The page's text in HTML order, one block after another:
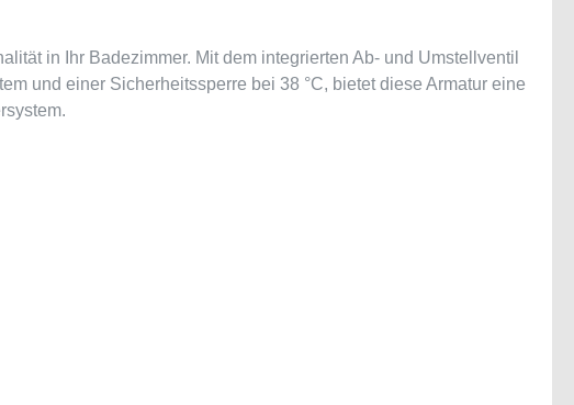
in Ihr Badezimmer. Mit dem integrierten Ab- und Umstellventil
und einer Sicherheitssperre bei 38 °C, bietet diese Armatur eine